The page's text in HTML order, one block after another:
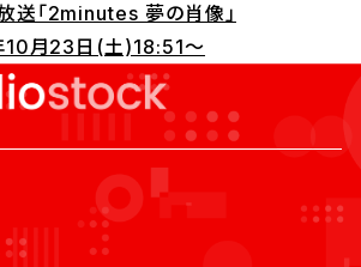
送「2minutes 夢の肖像」
10月23日(土)18:51～